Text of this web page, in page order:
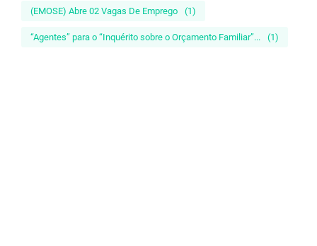
(EMOSE) Abre 02 Vagas De Emprego (1)
“Agentes” para o “Inquérito sobre o Orçamento Familiar”... (1)